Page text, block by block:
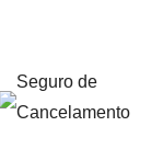
Seguro de
Cancelamento